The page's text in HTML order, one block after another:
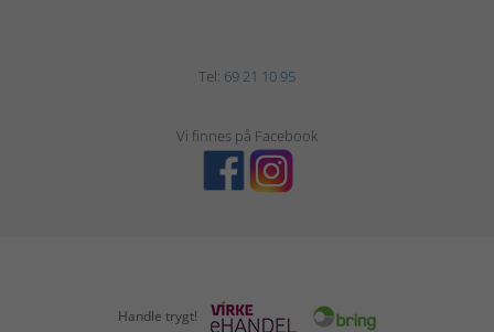
Tel: 69 21 10 95
Vi finnes på Facebook
Handle trygt!